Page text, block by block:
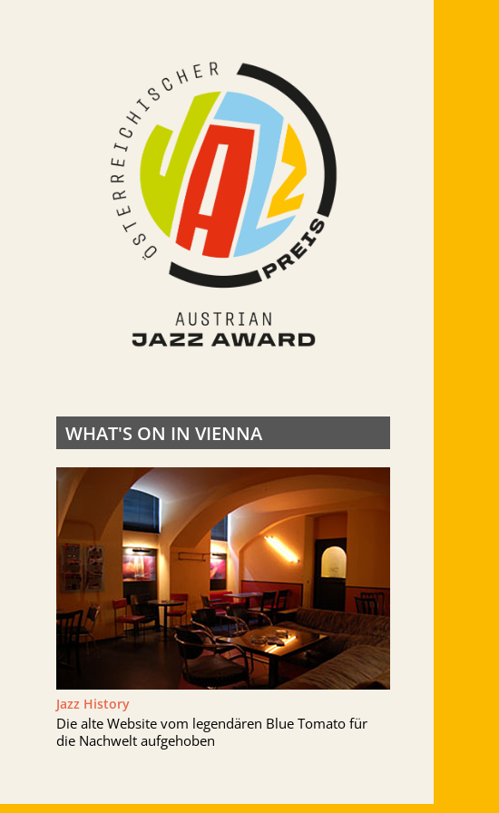
WHAT'S ON IN VIENNA
Jazz History
Die alte Website vom legendären Blue Tomato für
die Nachwelt aufgehoben